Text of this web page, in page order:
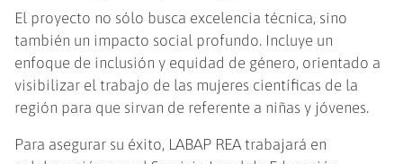
El proyecto no sólo busca excelencia técnica, sino
también un impacto social profundo. Incluye un
enfoque de inclusión y equidad de género, orientado a
visibilizar el trabajo de las mujeres científicas de la
región para que sirvan de referente a niñas y jóvenes.
Para asegurar su éxito, LABAP REA trabajará en